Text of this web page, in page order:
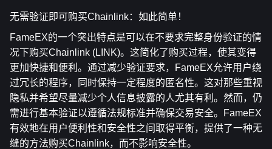
无需验证即可购买Chainlink：如此简单！
FameEX的一个突出特点是可以在不要求完整身份验证的情
况下购买Chainlink (LINK)。这简化了购买过程，使其变得
更加快捷和便利。通过减少验证要求，FameEX允许用户绕
过冗长的程序，同时保持一定程度的匿名性。这对那些重视
隐私并希望尽量减少个人信息披露的人尤其有利。然而，仍
需进行基本验证以遵循法规标准并确保交易安全。FameEX
有效地在用户便利性和安全性之间取得平衡，提供了一种无
缝的方法购买Chainlink，而不影响安全性。